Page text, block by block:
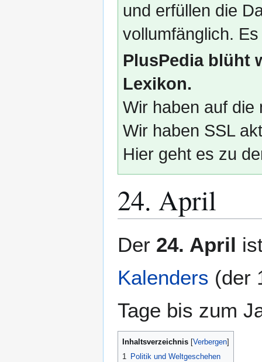
und erfüllen die
vollumfänglich.
PlusPedia blüht
Lexikon.
Wir haben auf die
Wir haben SSL
Hier geht es zu
24. April
Navigation
Suche
Der 24. April
Kalenders (der
Tage bis zum
Inhaltsverzeichnis
1 Politik und Weltgeschehen